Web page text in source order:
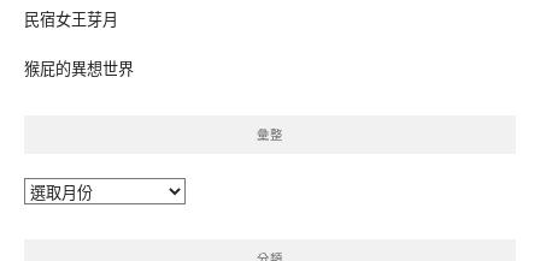
民宿女王芽月
猴屁的異想世界
彙整
彙